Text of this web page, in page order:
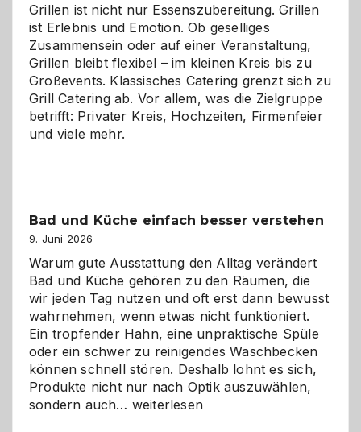
Grillen ist nicht nur Essenszubereitung. Grillen
ist Erlebnis und Emotion. Ob geselliges
Zusammensein oder auf einer Veranstaltung,
Grillen bleibt flexibel – im kleinen Kreis bis zu
Großevents. Klassisches Catering grenzt sich zu
Grill Catering ab. Vor allem, was die Zielgruppe
betrifft: Privater Kreis, Hochzeiten, Firmenfeier
und viele mehr.
Bad und Küche einfach besser verstehen
9. Juni 2026
Warum gute Ausstattung den Alltag verändert
Bad und Küche gehören zu den Räumen, die
wir jeden Tag nutzen und oft erst dann bewusst
wahrnehmen, wenn etwas nicht funktioniert.
Ein tropfender Hahn, eine unpraktische Spüle
oder ein schwer zu reinigendes Waschbecken
können schnell stören. Deshalb lohnt es sich,
Produkte nicht nur nach Optik auszuwählen,
sondern auch… Bad
weiterlesen